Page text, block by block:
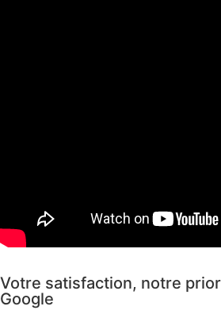
Votre satisfaction, notre
Google